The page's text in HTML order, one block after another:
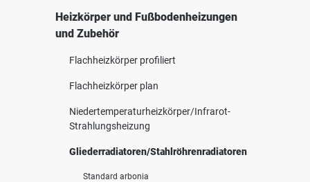
Heizkörper und Fußbodenheizungen
und Zubehör
Flachheizkörper profiliert
Flachheizkörper plan
Niedertemperaturheizkörper/Infrarot-
Strahlungsheizung
Gliederradiatoren/Stahlröhrenradiatoren
Standard arbonia